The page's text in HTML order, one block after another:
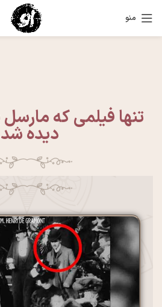
منو
تنها فیلمی که
دیده